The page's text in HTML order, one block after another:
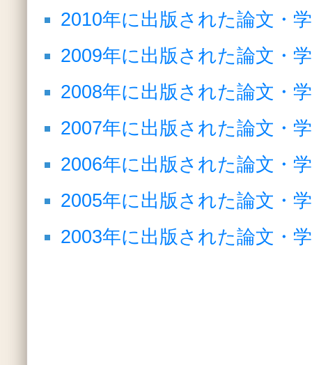
2010年に出版された論文・
2009年に出版された論文・
2008年に出版された論文・
2007年に出版された論文・
2006年に出版された論文・
2005年に出版された論文・
2003年に出版された論文・